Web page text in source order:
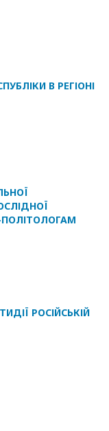
В РЕГІОНІ
РОСІЙСЬКІЙ